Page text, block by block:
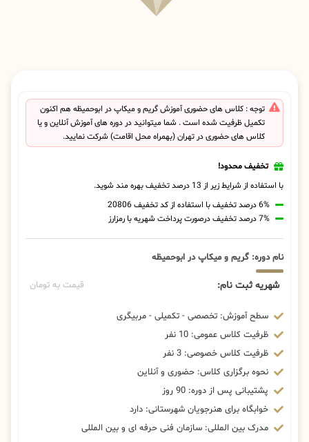
توجه : کلاس های حضوری آموزش گریم و میکاپ در ابوحمیظه هم اکنون
تکمیل ظرفیت شده است . شما میتوانید در دوره های آموزش آنلاین و یا
کلاس های حضوری در تهران (بهمراه محل اقامت) شرکت نمایید.
تخفیف محدود!
با استفاده از شرایط زیر از 13 درصد تخفیف بهره مند شوید.
6% درصد تخفیف با استفاده از کد تخفیف 20806
7% درصد تخفیف درصورت پرداخت شهریه با رمزارز
نام دوره: گریم و میکاپ در ابوحمیظه
شهریه ثبت نام: قیمت به تومان
سطح آموزش: تخصصی - تکمیلی - مربیگری
ظرفیت کلاس عمومی: 10 نفر
ظرفیت کلاس خصوصی: 3 نفر
نحوه برگزاری کلاس: حضوری و آنلاین
پشتیبانی پس از دوره: 90 روز
خوابگاه برای هنرجویان شهرستانی: دارد
مدرک بین المللی: سازمان فنی حرفه ای و بین المللی